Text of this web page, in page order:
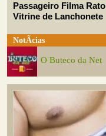
Passageiro Filma
Vitrine de Lanchonete
NotÃ­cias
O Buteco da Net